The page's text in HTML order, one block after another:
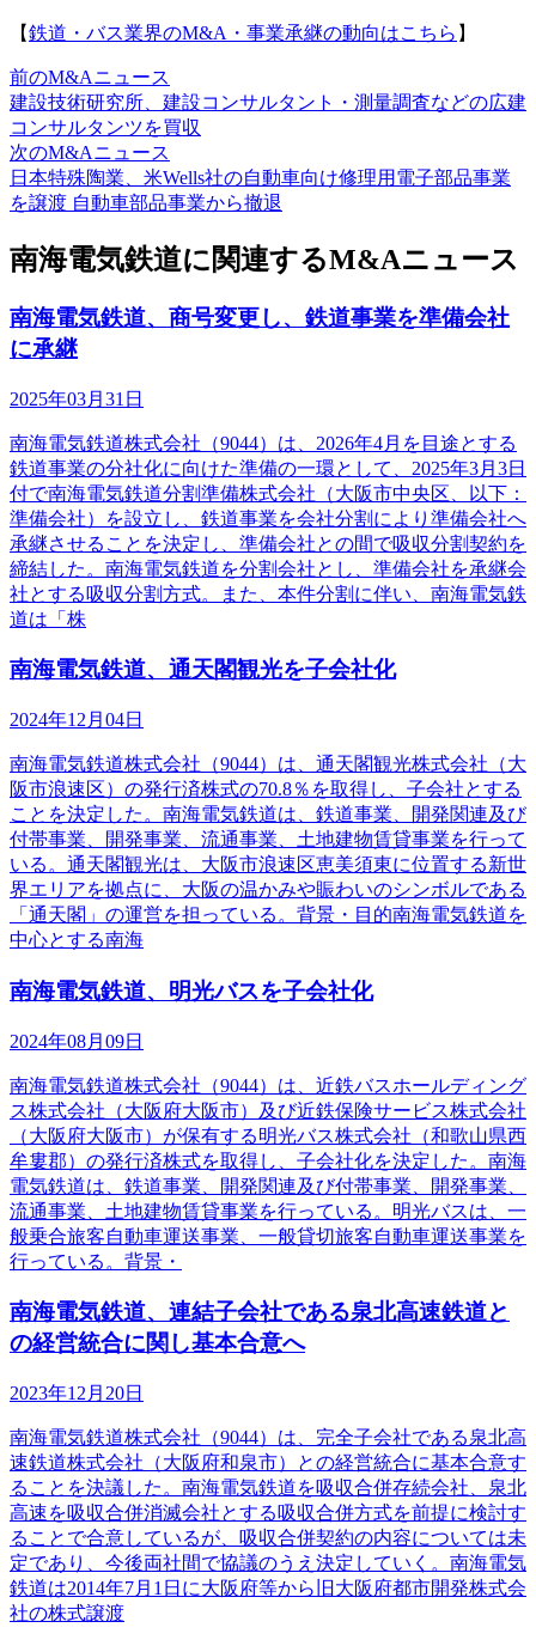
【鉄道・バス業界のM&A・事業承継の動向はこちら 】
前のM&Aニュース
建設技術研究所、建設コンサルタント・測量調査などの広建
コンサルタンツを買収
次のM&Aニュース
日本特殊陶業、米Wells社の自動車向け修理用電子部品事業
を譲渡 自動車部品事業から撤退
南海電気鉄道に関連するM&Aニュース
南海電気鉄道、商号変更し、鉄道事業を準備会社
に承継
2025年03月31日
南海電気鉄道株式会社（9044）は、2026年4月を目途とする
鉄道事業の分社化に向けた準備の一環として、2025年3月3日
付で南海電気鉄道分割準備株式会社（大阪市中央区、以下：
準備会社）を設立し、鉄道事業を会社分割により準備会社へ
承継させることを決定し、準備会社との間で吸収分割契約を
締結した。南海電気鉄道を分割会社とし、準備会社を承継会
社とする吸収分割方式。また、本件分割に伴い、南海電気鉄
道は「株
南海電気鉄道、通天閣観光を子会社化
2024年12月04日
南海電気鉄道株式会社（9044）は、通天閣観光株式会社（大
阪市浪速区）の発行済株式の70.8％を取得し、子会社とする
ことを決定した。南海電気鉄道は、鉄道事業、開発関連及び
付帯事業、開発事業、流通事業、土地建物賃貸事業を行って
いる。通天閣観光は、大阪市浪速区恵美須東に位置する新世
界エリアを拠点に、大阪の温かみや賑わいのシンボルである
「通天閣」の運営を担っている。背景・目的南海電気鉄道を
中心とする南海
南海電気鉄道、明光バスを子会社化
2024年08月09日
南海電気鉄道株式会社（9044）は、近鉄バスホールディング
ス株式会社（大阪府大阪市）及び近鉄保険サービス株式会社
（大阪府大阪市）が保有する明光バス株式会社（和歌山県西
牟婁郡）の発行済株式を取得し、子会社化を決定した。南海
電気鉄道は、鉄道事業、開発関連及び付帯事業、開発事業、
流通事業、土地建物賃貸事業を行っている。明光バスは、一
般乗合旅客自動車運送事業、一般貸切旅客自動車運送事業を
行っている。背景・
南海電気鉄道、連結子会社である泉北高速鉄道と
の経営統合に関し基本合意へ
2023年12月20日
南海電気鉄道株式会社（9044）は、完全子会社である泉北高
速鉄道株式会社（大阪府和泉市）との経営統合に基本合意す
ることを決議した。南海電気鉄道を吸収合併存続会社、泉北
高速を吸収合併消滅会社とする吸収合併方式を前提に検討す
ることで合意しているが、吸収合併契約の内容については未
定であり、今後両社間で協議のうえ決定していく。南海電気
鉄道は2014年7月1日に大阪府等から旧大阪府都市開発株式会
社の株式譲渡